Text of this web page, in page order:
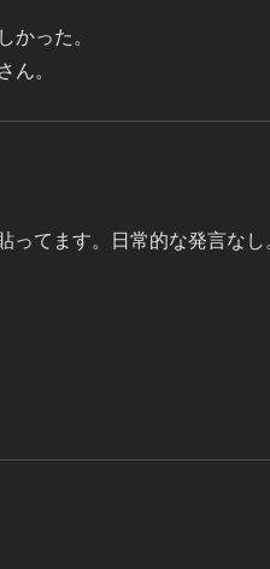
った。
ん。
ってます。日常的な発言なし